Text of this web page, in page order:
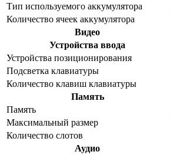
Тип используемого аккумулятора
Количество ячеек аккумулятора
Видео
Устройства ввода
Устройства позиционирования
Подсветка клавиатуры
Количество клавиш клавиатуры
Память
Память
Максимальный размер
Количество слотов
Аудио